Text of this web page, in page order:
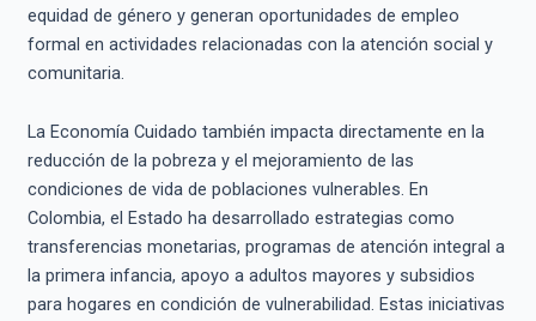
equidad de género y generan oportunidades de empleo
formal en actividades relacionadas con la atención social y
comunitaria.
La Economía Cuidado también impacta directamente en la
reducción de la pobreza y el mejoramiento de las
condiciones de vida de poblaciones vulnerables. En
Colombia, el Estado ha desarrollado estrategias como
transferencias monetarias, programas de atención integral a
la primera infancia, apoyo a adultos mayores y subsidios
para hogares en condición de vulnerabilidad. Estas iniciativas